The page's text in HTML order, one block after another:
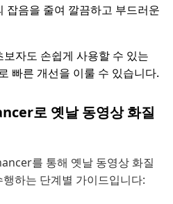
잡음을 줄여 깔끔하고 부드러운
보자도 손쉽게 사용할 수 있는
빠른 개선을 이룰 수 있습니다.
로 옛날 동영상 화질
를 통해 옛날 동영상 화질
하는 단계별 가이드입니다: